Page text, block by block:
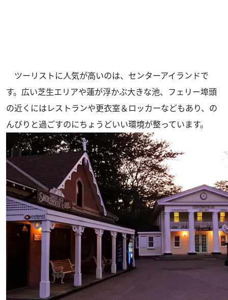
ツーリストに人気が高いのは、センターアイランドで
す。広い芝生エリアや蓮が浮かぶ大きな池、フェリー埠頭
の近くにはレストランや更衣室＆ロッカーなどもあり、の
んびりと過ごすのにちょうどいい環境が整っています。